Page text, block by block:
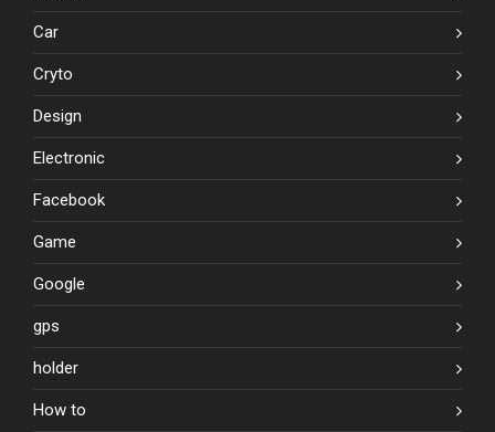
Car
Cryto
Design
Electronic
Facebook
Game
Google
gps
holder
How to